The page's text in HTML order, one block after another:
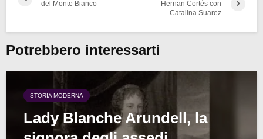
del Monte Bianco
Hernan Cortés con
Catalina Suarez
Potrebbero interessarti
STORIA MODERNA
Lady Blanche Arundell, la